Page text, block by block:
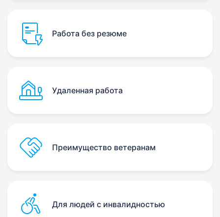
Работа без резюме
Удаленная работа
Преимущество ветеранам
Для людей с инвалидностью